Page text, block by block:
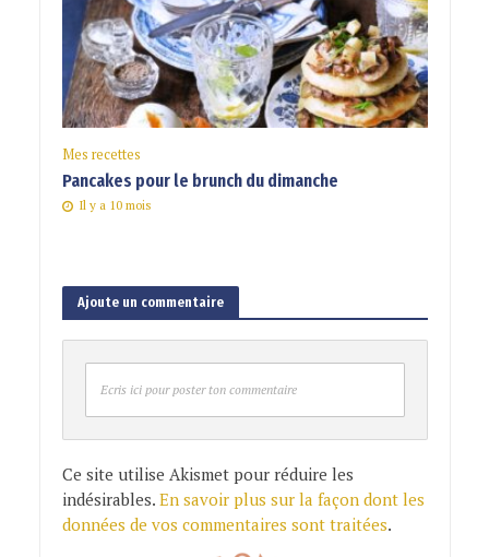
Mes recettes
Pancakes pour le brunch du dimanche
Il y a 10 mois
Ajoute un commentaire
Ecris ici pour poster ton commentaire
Ce site utilise Akismet pour réduire les
indésirables. En savoir plus sur la façon dont les
données de vos commentaires sont traitées.